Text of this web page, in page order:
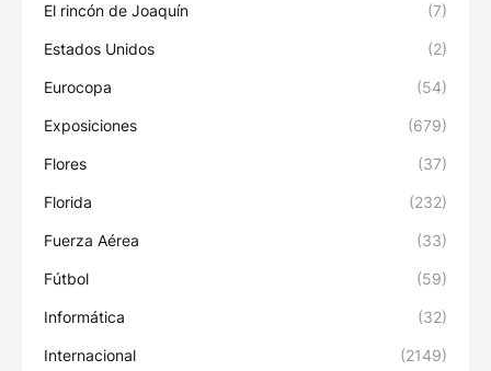
El rincón de Joaquín (7)
Estados Unidos (2)
Eurocopa (54)
Exposiciones (679)
Flores (37)
Florida (232)
Fuerza Aérea (33)
Fútbol (59)
Informática (32)
Internacional (2149)